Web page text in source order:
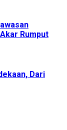
Rumput
Dari